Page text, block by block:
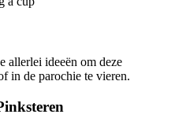
allerlei ideeën om deze
in de parochie te vieren.